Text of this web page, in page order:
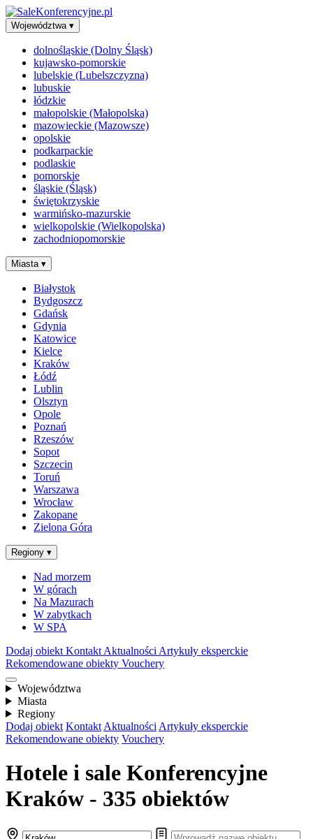
Województwa ▾
dolnośląskie (Dolny Śląsk)
kujawsko-pomorskie
lubelskie (Lubelszczyzna)
lubuskie
łódzkie
małopolskie (Małopolska)
mazowieckie (Mazowsze)
opolskie
podkarpackie
podlaskie
pomorskie
śląskie (Śląsk)
świętokrzyskie
warmińsko-mazurskie
wielkopolskie (Wielkopolska)
zachodniopomorskie
Miasta ▾
Białystok
Bydgoszcz
Gdańsk
Gdynia
Katowice
Kielce
Kraków
Łódź
Lublin
Olsztyn
Opole
Poznań
Rzeszów
Sopot
Szczecin
Toruń
Warszawa
Wrocław
Zakopane
Zielona Góra
Regiony ▾
Nad morzem
W górach
Na Mazurach
W zabytkach
W SPA
Dodaj obiekt Kontakt Aktualności Artykuły eksperckie
Rekomendowane obiekty Vouchery
Województwa
Miasta
Regiony
Dodaj obiekt Kontakt Aktualności Artykuły eksperckie
Rekomendowane obiekty Vouchery
Hotele i sale Konferencyjne
Kraków - 335 obiektów